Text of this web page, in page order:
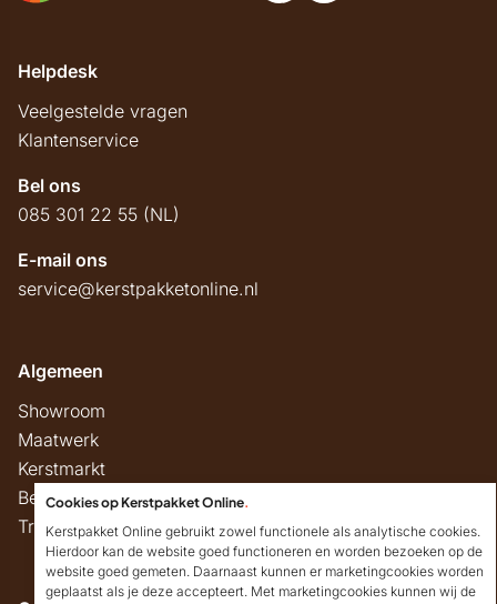
Helpdesk
Veelgestelde vragen
Klantenservice
Bel ons
085 301 22 55 (NL)
E-mail ons
service@kerstpakketonline.nl
Algemeen
Showroom
Maatwerk
Kerstmarkt
Belastingregels
Track & Trace
Cookies op Kerstpakket Online.
Kerstpakket Online gebruikt zowel functionele als analytische cookies.
Hierdoor kan de website goed functioneren en worden bezoeken op de
website goed gemeten. Daarnaast kunnen er marketingcookies worden
geplaatst als je deze accepteert. Met marketingcookies kunnen wij de